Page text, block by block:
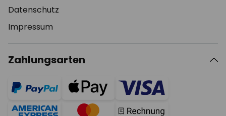
Datenschutz
Impressum
Zahlungsarten